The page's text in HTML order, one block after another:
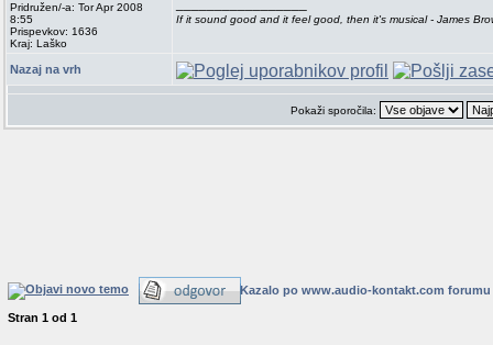
Pridružen/-a: Tor Apr 2008
8:55
Prispevkov: 1636
Kraj: Laško
If it sound good and it feel good, then it's musical - James
Nazaj na vrh
Pokaži sporočila:
Kazalo po www.audio-kontakt.com forumu
Stran 1 od 1